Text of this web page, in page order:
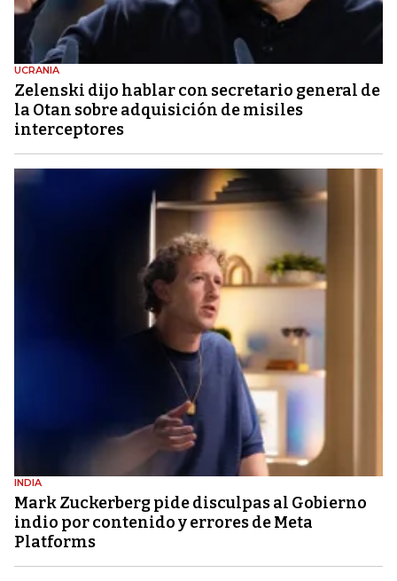
UCRANIA
Zelenski dijo hablar con secretario general de
la Otan sobre adquisición de misiles
interceptores
INDIA
Mark Zuckerberg pide disculpas al Gobierno
indio por contenido y errores de Meta
Platforms